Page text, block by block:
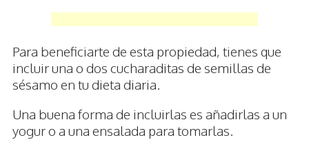
Para beneficiarte de esta propiedad, tienes que
incluir una o dos cucharaditas de semillas de
sésamo en tu dieta diaria.
Una buena forma de incluirlas es añadirlas a un
yogur o a una ensalada para tomarlas.